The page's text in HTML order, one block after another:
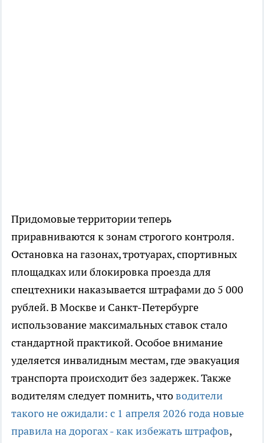
Придомовые территории теперь
приравниваются к зонам строгого контроля.
Остановка на газонах, тротуарах, спортивных
площадках или блокировка проезда для
спецтехники наказывается штрафами до 5 000
рублей. В Москве и Санкт-Петербурге
использование максимальных ставок стало
стандартной практикой. Особое внимание
уделяется инвалидным местам, где эвакуация
транспорта происходит без задержек. Также
водителям следует помнить, чтоводители
такого не ожидали: с 1 апреля 2026 года новые
правила на дорогах - как избежать штрафов,